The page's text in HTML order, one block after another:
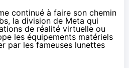
continué à faire son chemin
la division de Meta qui
de réalité virtuelle ou
les équipements matériels
par les fameuses lunettes